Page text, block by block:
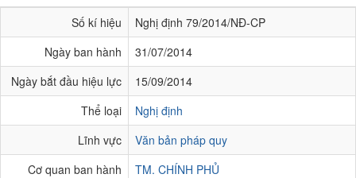
Số kí hiệu
Nghị định 79/2014/NĐ-CP
Ngày ban hành
31/07/2014
Ngày bắt đầu hiệu lực
15/09/2014
Thể loại
Nghị định
Lĩnh vực
Văn bản pháp quy
Cơ quan ban hành
TM. CHÍNH PHỦ